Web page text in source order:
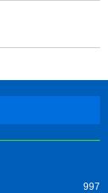
997